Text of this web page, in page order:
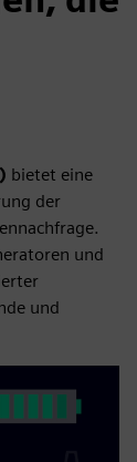
bietet eine
der
und
und